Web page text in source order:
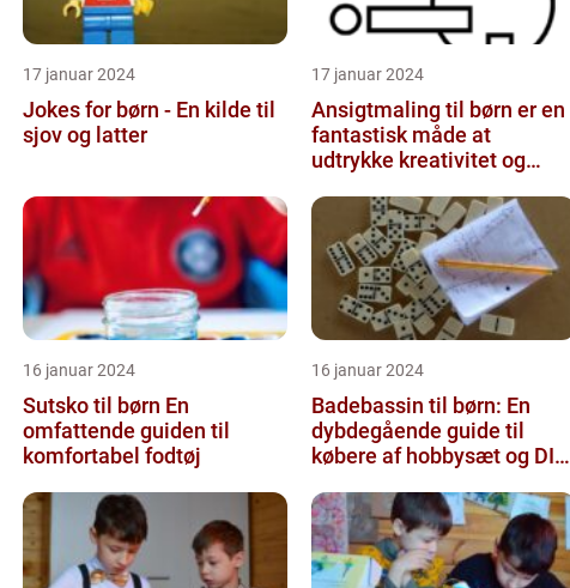
17 januar 2024
Jokes for børn - En kilde til
sjov og latter
17 januar 2024
Ansigtmaling til børn er en
fantastisk måde at
udtrykke kreativitet og
16 januar 2024
Sutsko til børn En
omfattende guiden til
komfortabel fodtøj
16 januar 2024
Badebassin til børn: En
dybdegående guide til
købere af hobbysæt og DIY-